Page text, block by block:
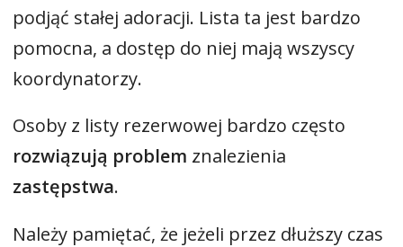
podjąć stałej adoracji. Lista ta jest bardzo
pomocna, a dostęp do niej mają wszyscy
koordynatorzy.
Osoby z listy rezerwowej bardzo często
rozwiązują problem znalezienia
zastępstwa.
Należy pamiętać, że jeżeli przez dłuższy czas